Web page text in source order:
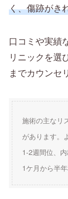
く、傷跡がき
口コミや実績
リニックを選
までカウンセ
施術の主なリ
があります。
1-2週間位、
1ケ月から半